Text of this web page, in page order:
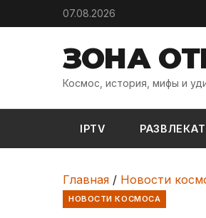
Skip to content07.08.2026
ЗОНА
Космос, история, мифы и
IPTV
Главная / Новости
НОВОСТИ КОСМОСА